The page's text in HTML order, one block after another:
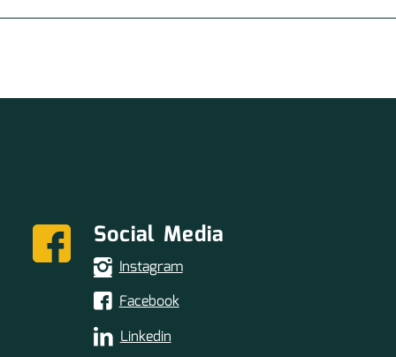
Social Media
Instagram
Facebook
Linkedin